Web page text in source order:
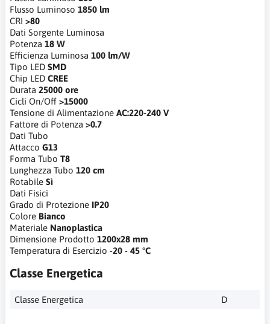
Flusso Luminoso 1850 lm
CRI >80
Dati Sorgente Luminosa
Potenza 18 W
Efficienza Luminosa 100 lm/W
Tipo LED SMD
Chip LED CREE
Durata 25000 ore
Cicli On/Off >15000
Tensione di Alimentazione AC:220-240 V
Fattore di Potenza >0.7
Dati Tubo
Attacco G13
Forma Tubo T8
Lunghezza Tubo 120 cm
Rotabile Sì
Dati Fisici
Grado di Protezione IP20
Colore Bianco
Materiale Nanoplastica
Dimensione Prodotto 1200x28 mm
Temperatura di Esercizio -20 - 45 °C
Classe Energetica
Classe Energetica D